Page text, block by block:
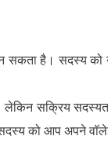
सकता है। सदस्य
सक्रिय सदस्यता
को आप अपने